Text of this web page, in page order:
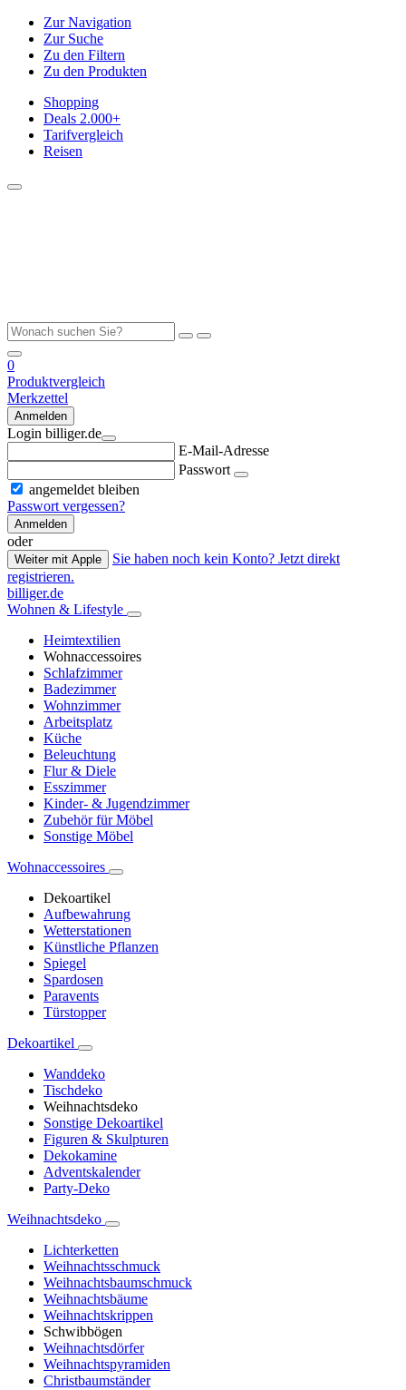
Zur Navigation
Zur Suche
Zu den Filtern
Zu den Produkten
Shopping
Deals 2.000+
Tarifvergleich
Reisen
0
Produktvergleich
Merkzettel
Anmelden
Login billiger.de
E-Mail-Adresse
Passwort
angemeldet bleiben
Passwort vergessen?
Anmelden
oder
Weiter mit Apple
Sie haben noch kein Konto? Jetzt direkt
registrieren.
billiger.de
Wohnen & Lifestyle
Heimtextilien
Wohnaccessoires
Schlafzimmer
Badezimmer
Wohnzimmer
Arbeitsplatz
Küche
Beleuchtung
Flur & Diele
Esszimmer
Kinder- & Jugendzimmer
Zubehör für Möbel
Sonstige Möbel
Wohnaccessoires
Dekoartikel
Aufbewahrung
Wetterstationen
Künstliche Pflanzen
Spiegel
Spardosen
Paravents
Türstopper
Dekoartikel
Wanddeko
Tischdeko
Weihnachtsdeko
Sonstige Dekoartikel
Figuren & Skulpturen
Dekokamine
Adventskalender
Party-Deko
Weihnachtsdeko
Lichterketten
Weihnachtsschmuck
Weihnachtsbaumschmuck
Weihnachtsbäume
Weihnachtskrippen
Schwibbögen
Weihnachtsdörfer
Weihnachtspyramiden
Christbaumständer